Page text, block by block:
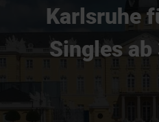
Karlsruhe
Singles